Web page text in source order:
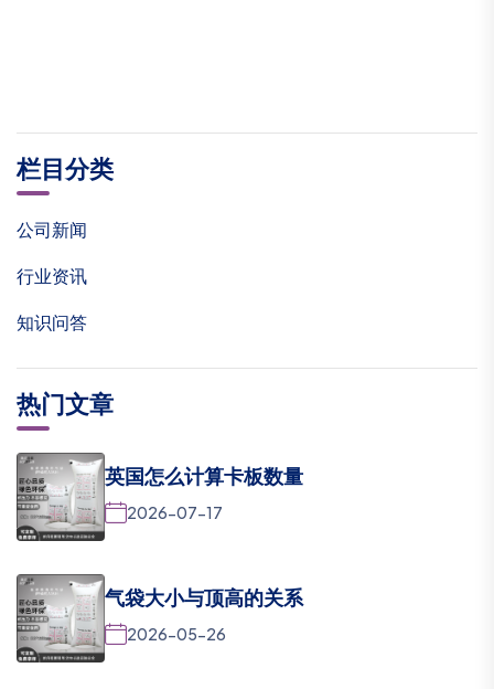
栏目分类
公司新闻
行业资讯
知识问答
热门文章
英国怎么计算卡板数量
2026-07-17
气袋大小与顶高的关系
2026-05-26